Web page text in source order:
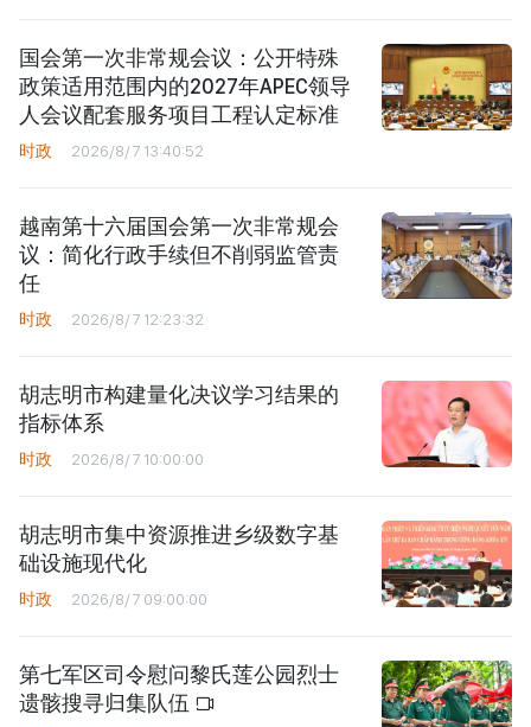
国会第一次非常规会议：公开特殊
政策适用范围内的2027年APEC领导
人会议配套服务项目工程认定标准
时政 2026/8/7 13:40:52
越南第十六届国会第一次非常规会
议：简化行政手续但不削弱监管责
任
时政 2026/8/7 12:23:32
胡志明市构建量化决议学习结果的
指标体系
时政 2026/8/7 10:00:00
胡志明市集中资源推进乡级数字基
础设施现代化
时政 2026/8/7 09:00:00
第七军区司令慰问黎氏莲公园烈士
遗骸搜寻归集队伍